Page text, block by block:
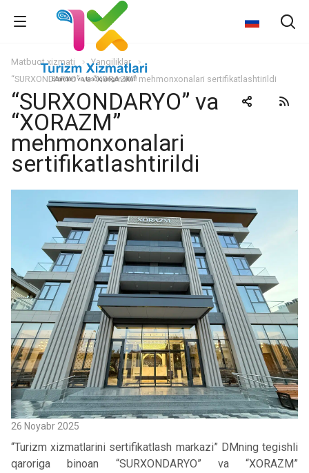
Matbuot xizmati
Yangiliklar
“SURXONDARYO” va “XORAZM” mehmonxonalari sertifikatlashtirildi
“SURXONDARYO” va
“XORAZM”
mehmonxonalari
sertifikatlashtirildi
26 Noyabr 2025
“Turizm xizmatlarini sertifikatlash markazi” DMning tegishli
qaroriga binoan “SURXONDARYO” va “XORAZM”